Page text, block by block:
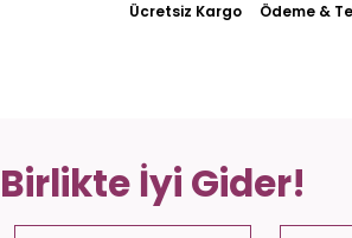
Ücretsiz Kargo Ödeme &
Birlikte İyi Gider!